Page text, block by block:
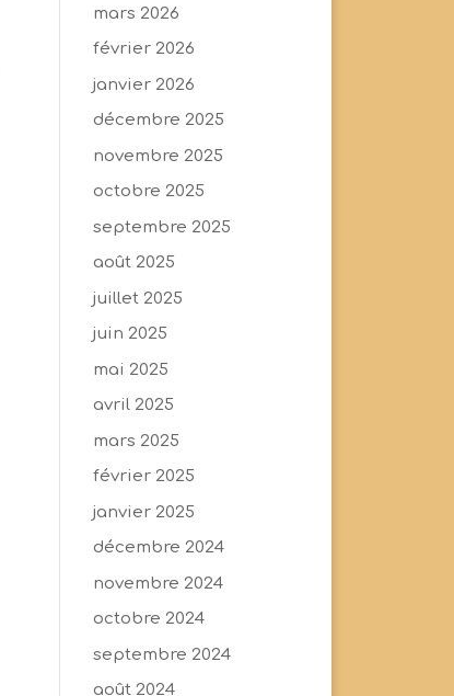
mars 2026
février 2026
janvier 2026
décembre 2025
novembre 2025
octobre 2025
septembre 2025
août 2025
juillet 2025
juin 2025
mai 2025
avril 2025
mars 2025
février 2025
janvier 2025
décembre 2024
novembre 2024
octobre 2024
septembre 2024
août 2024